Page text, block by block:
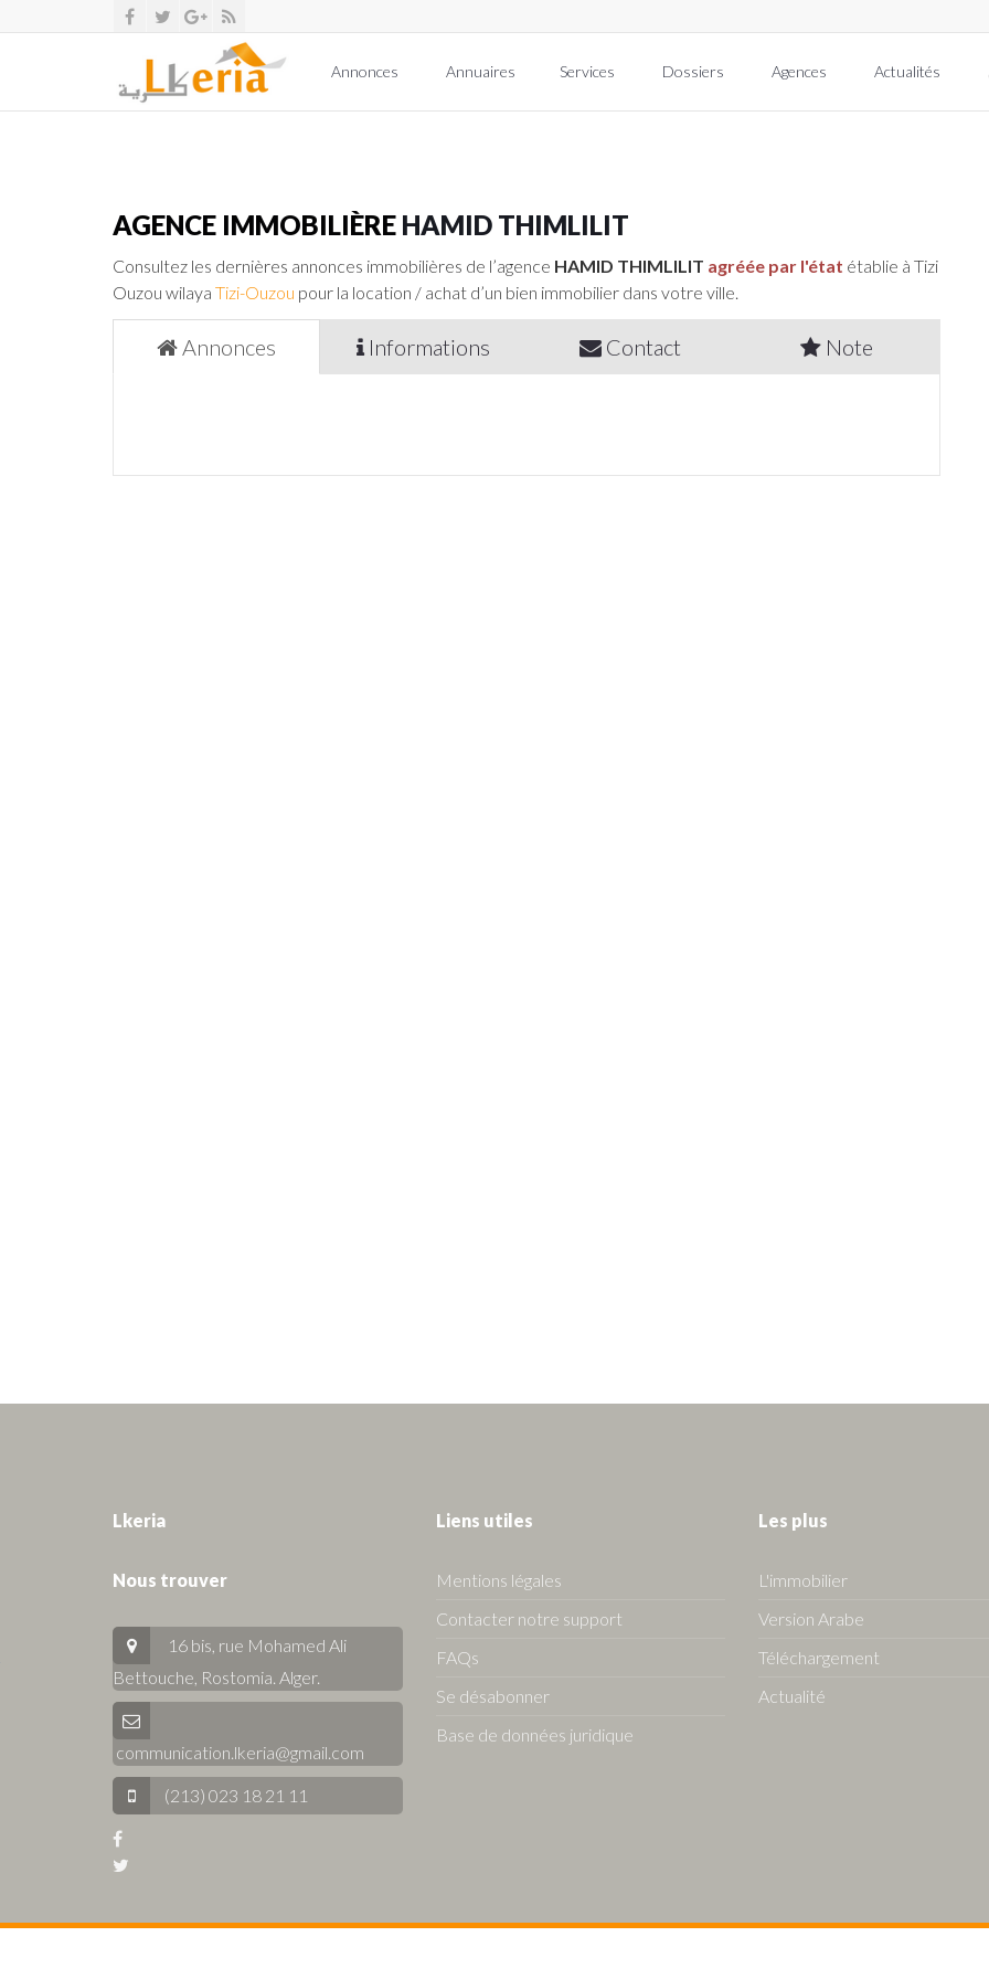
Annonces Annuaires Services Dossiers Agences Actualités
AGENCE IMMOBILIÈRE HAMID THIMLILIT
Consultez les dernières annonces immobilières de l’agence HAMID THIMLILIT agréée par l'état établie à Tizi
Ouzou wilaya Tizi-Ouzou pour la location / achat d’un bien immobilier dans votre ville.
Annonces Informations Contact Note
Lkeria
Nous trouver
16 bis, rue Mohamed Ali
Bettouche, Rostomia. Alger.
communication.lkeria@gmail.com
(213) 023 18 21 11
Liens utiles
Mentions légales
Contacter notre support
FAQs
Se désabonner
Base de données juridique
Les plus
L'immobilier
Version Arabe
Téléchargement
Actualité